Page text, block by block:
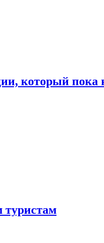
который пока
туристам